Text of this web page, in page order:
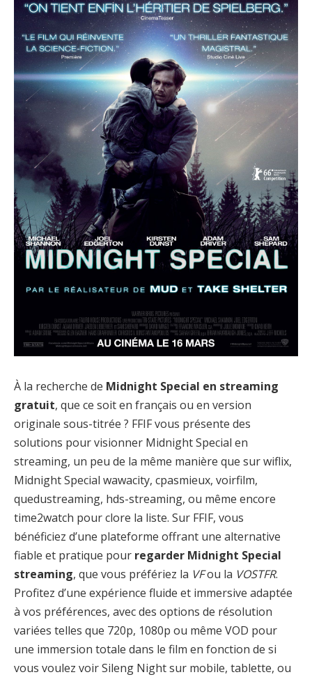
À la recherche de Midnight Special en streaming
gratuit, que ce soit en français ou en version
originale sous-titrée ? FFIF vous présente des
solutions pour visionner Midnight Special en
streaming, un peu de la même manière que sur wiflix,
Midnight Special wawacity, cpasmieux, voirfilm,
quedustreaming, hds-streaming, ou même encore
time2watch pour clore la liste. Sur FFIF, vous
bénéficiez d’une plateforme offrant une alternative
fiable et pratique pour regarder Midnight Special
streaming, que vous préfériez la VFou la VOSTFR.
Profitez d’une expérience fluide et immersive adaptée
à vos préférences, avec des options de résolution
variées telles que 720p, 1080p ou même VOD pour
une immersion totale dans le film en fonction de si
vous voulez voir Sileng Night sur mobile, tablette, ou